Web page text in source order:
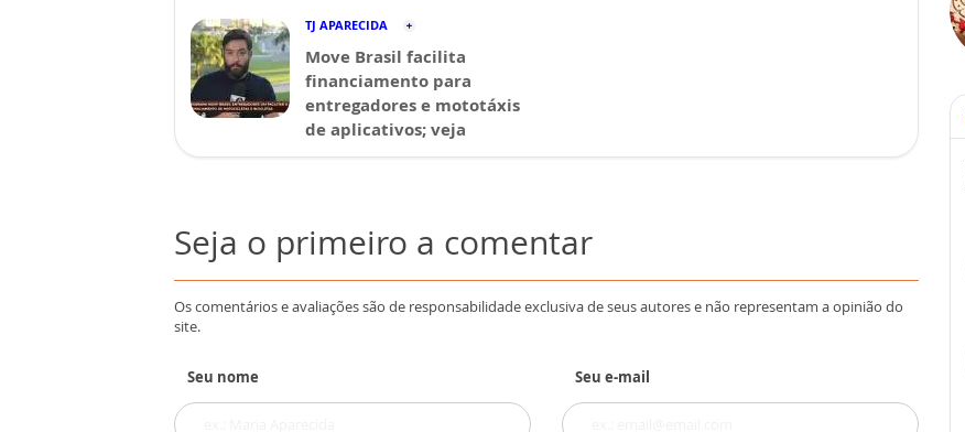
TJ APARECIDA
Move Brasil facilita
financiamento para
entregadores e mototáxis
de aplicativos; veja
Seja o primeiro a comentar
Os comentários e avaliações são de responsabilidade exclusiva de seus autores e não representam a opinião do
site.
Seu nome Seu e-mail